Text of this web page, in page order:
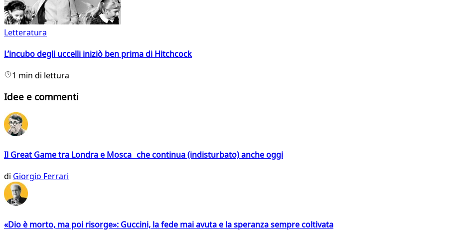
Letteratura
L’incubo degli uccelli iniziò ben prima di Hitchcock
1 min di lettura
Idee e commenti
Il Great Game tra Londra e Mosca che continua (indisturbato) anche oggi
di Giorgio Ferrari
«Dio è morto, ma poi risorge»: Guccini, la fede mai avuta e la speranza sempre coltivata